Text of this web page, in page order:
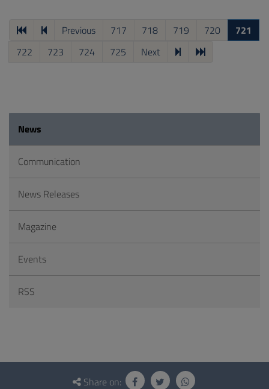
Previous 717 718 719 720
721
722
723 724 725 Next
News
Communication
News Releases
Magazine
Events
RSS
Questionnaire
Share on: